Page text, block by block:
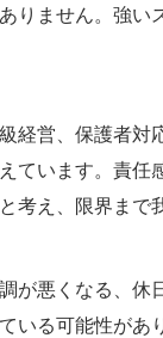
りません。強い
営、保護者対
ています。責任
え、限界まで
が悪くなる、
いる可能性があ